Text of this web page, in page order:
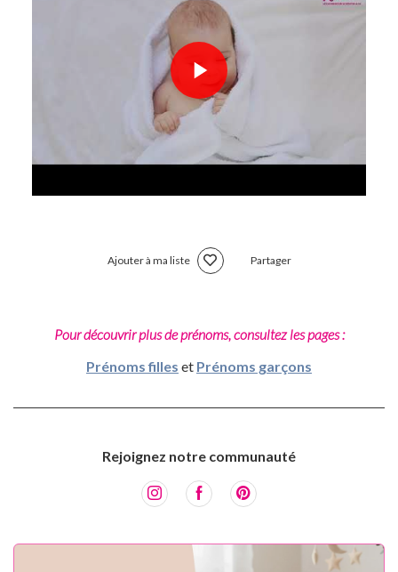
Ajouter à ma liste Partager
Pour découvrir plus de prénoms, consultez les pages :
Prénoms filles et Prénoms garçons
Rejoignez notre communauté